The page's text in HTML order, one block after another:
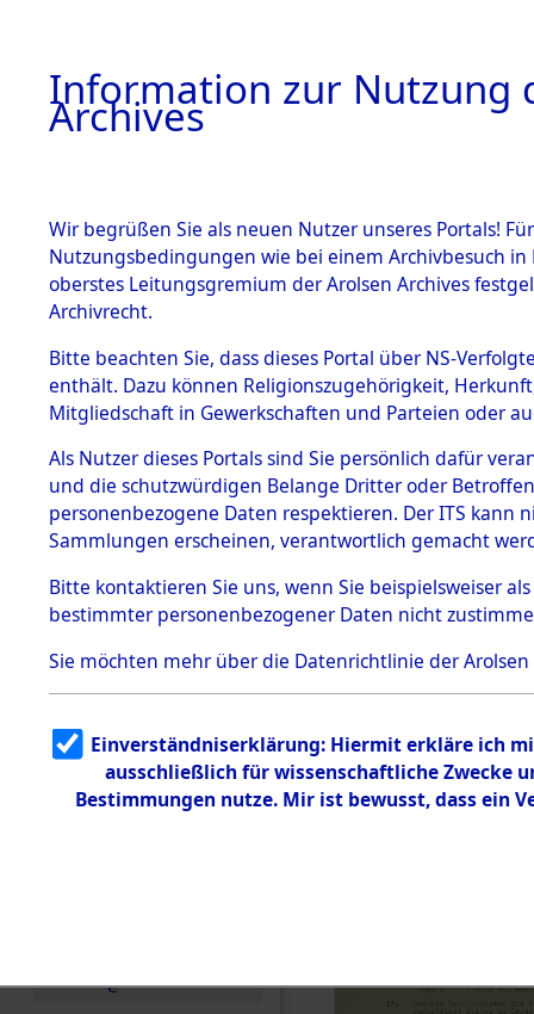
BESTÄNDE
1.
mente
5. Verschiedenes
5.3
Todesmärsche
5.3.1 Alliierte
Erhebungen
zu
Todesmärsch
en
5.3.2
g
5.3.3
Todesmärsch
e
von
Toter aus
Ort ihrer
0001
Information zur Nutzung
Archives
Wir begrüßen Sie als neuen Nutzer unseres Portals!
Nutzungsbedingungen wie bei einem Archivbesuch
oberstes Leitungsgremium der Arolsen Archives
Archivrecht.
Bitte beachten Sie, dass dieses Portal über NS-
enthält. Dazu können Religionszugehörigkeit,
Mitgliedschaft in Gewerkschaften und Parteien oder
Als Nutzer dieses Portals sind Sie persönlich dafür
und die schutzwürdigen Belange Dritter oder
personenbezogene Daten respektieren. Der ITS
Sammlungen erscheinen, verantwortlich gemacht
Bitte kontaktieren Sie uns, wenn Sie beispielsweiser
bestimmter personenbezogener Daten nicht
Sie möchten mehr über die Datenrichtlinie der Arolsen
Einverständniserklärung: Hiermit erkläre ich
ausschließlich für wissenschaftliche Zwecke
Bestimmungen nutze. Mir ist bewusst, dass ein